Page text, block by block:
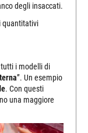
degli insaccati.
quantitativi
i modelli di
”. Un esempio
. Con questi
una maggiore